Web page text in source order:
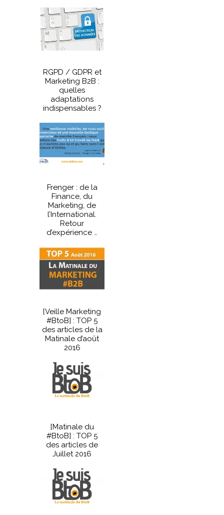
RGPD / GDPR et
Marketing B2B :
quelles
adaptations
indispensables ?
Frenger : de la
Finance, du
Marketing, de
l’International.
Retour
d’expérience …
[Veille Marketing
#BtoB] : TOP 5
des articles de la
Matinale d’août
2016
[Matinale du
#BtoB] : TOP 5
des articles de
Juillet 2016